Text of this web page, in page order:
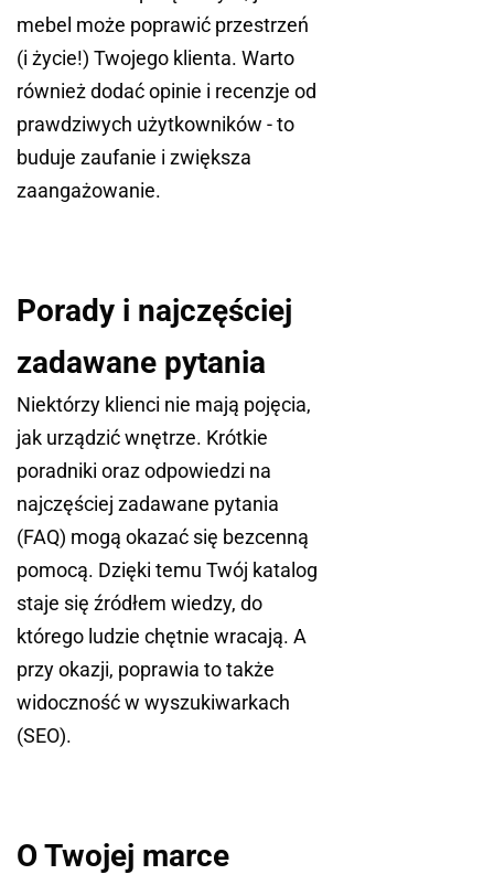
mebel może poprawić przestrzeń
(i życie!) Twojego klienta. Warto
również dodać opinie i recenzje od
prawdziwych użytkowników - to
buduje zaufanie i zwiększa
zaangażowanie.
Porady i najczęściej
zadawane pytania
Niektórzy klienci nie mają pojęcia,
jak urządzić wnętrze. Krótkie
poradniki oraz odpowiedzi na
najczęściej zadawane pytania
(FAQ) mogą okazać się bezcenną
pomocą. Dzięki temu Twój katalog
staje się źródłem wiedzy, do
którego ludzie chętnie wracają. A
przy okazji, poprawia to także
widoczność w wyszukiwarkach
(SEO).
O Twojej marce